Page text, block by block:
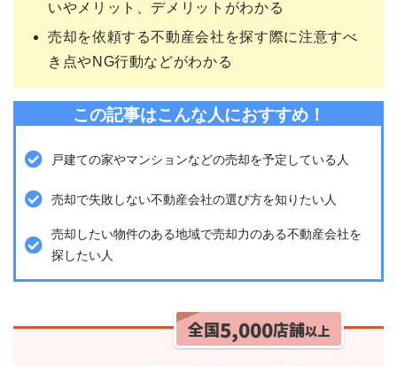
いやメリット、デメリットがわかる
売却を依頼する不動産会社を探す際に注意すべ
き点やNG行動などがわかる
この記事はこんな人におすすめ！
戸建ての家やマンションなどの売却を予定している人
売却で失敗しない不動産会社の選び方を知りたい人
売却したい物件のある地域で売却力のある不動産会社を
探したい人